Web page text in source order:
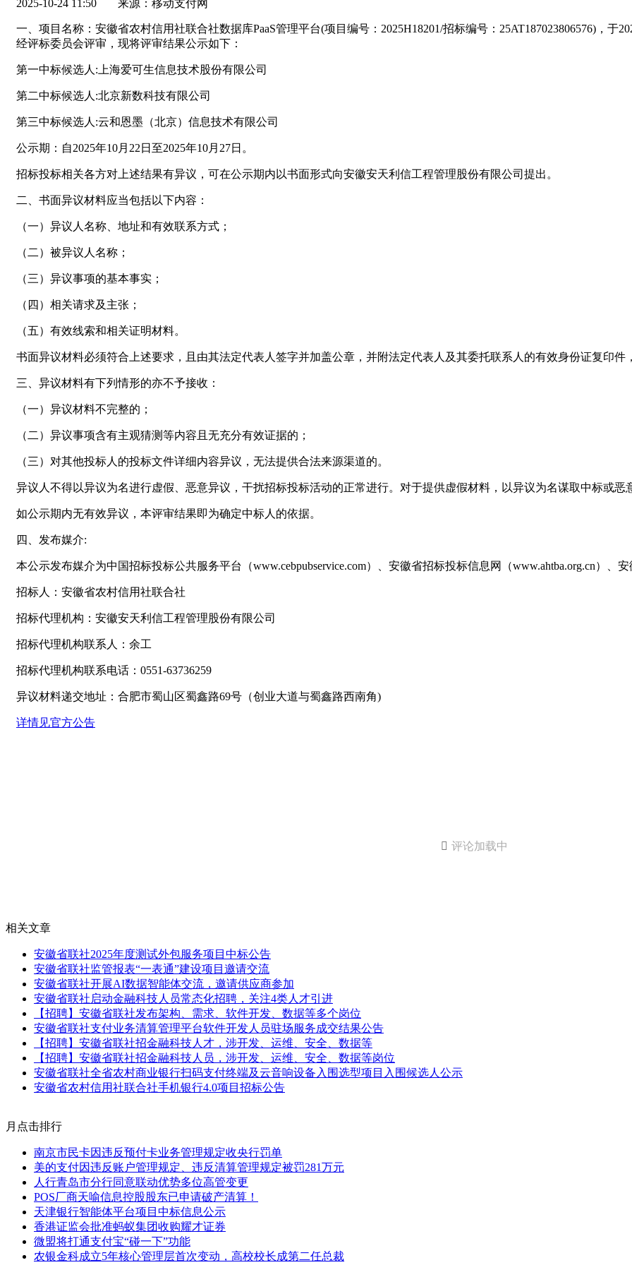
2025-10-24 11:50 来源：移动支付网
一、项目名称：安徽省农村信用社联合社数据库PaaS管理平台(项目编号：2025H18201/招标编号：25AT187023806576)，于
经评标委员会评审，现将评审结果公示如下：
第一中标候选人:上海爱可生信息技术股份有限公司
第二中标候选人:北京新数科技有限公司
第三中标候选人:云和恩墨（北京）信息技术有限公司
公示期：自2025年10月22日至2025年10月27日。
招标投标相关各方对上述结果有异议，可在公示期内以书面形式向安徽安天利信工程管理股份有限公司提出。
二、书面异议材料应当包括以下内容：
（一）异议人名称、地址和有效联系方式；
（二）被异议人名称；
（三）异议事项的基本事实；
（四）相关请求及主张；
（五）有效线索和相关证明材料。
书面异议材料必须符合上述要求，且由其法定代表人签字并加盖公章，并附法定代表人及其委托联系人的有效身份证复印件
三、异议材料有下列情形的亦不予接收：
（一）异议材料不完整的；
（二）异议事项含有主观猜测等内容且无充分有效证据的；
（三）对其他投标人的投标文件详细内容异议，无法提供合法来源渠道的。
异议人不得以异议为名进行虚假、恶意异议，干扰招标投标活动的正常进行。对于提供虚假材料，以异议为名谋取中标或恶
如公示期内无有效异议，本评审结果即为确定中标人的依据。
四、发布媒介:
本公示发布媒介为中国招标投标公共服务平台（www.cebpubservice.com）、安徽省招标投标信息网（www.ahtba.org.cn）、
招标人：安徽省农村信用社联合社
招标代理机构：安徽安天利信工程管理股份有限公司
招标代理机构联系人：余工
招标代理机构联系电话：0551-63736259
异议材料递交地址：合肥市蜀山区蜀鑫路69号（创业大道与蜀鑫路西南角)
详情见官方公告
 评论加载中
相关文章
安徽省联社2025年度测试外包服务项目中标公告
安徽省联社监管报表“一表通”建设项目邀请交流
安徽省联社开展AI数据智能体交流，邀请供应商参加
安徽省联社启动金融科技人员常态化招聘，关注4类人才引进
【招聘】安徽省联社发布架构、需求、软件开发、数据等多个岗位
安徽省联社支付业务清算管理平台软件开发人员驻场服务成交结果公告
【招聘】安徽省联社招金融科技人才，涉开发、运维、安全、数据等
【招聘】安徽省联社招金融科技人员，涉开发、运维、安全、数据等岗位
安徽省联社全省农村商业银行扫码支付终端及云音响设备入围选型项目入围候选人公示
安徽省农村信用社联合社手机银行4.0项目招标公告
月点击排行
南京市民卡因违反预付卡业务管理规定收央行罚单
美的支付因违反账户管理规定、违反清算管理规定被罚281万元
人行青岛市分行同意联动优势多位高管变更
POS厂商天喻信息控股股东已申请破产清算！
天津银行智能体平台项目中标信息公示
香港证监会批准蚂蚁集团收购耀才证券
微盟将打通支付宝“碰一下”功能
农银金科成立5年核心管理层首次变动，高校校长成第二任总裁